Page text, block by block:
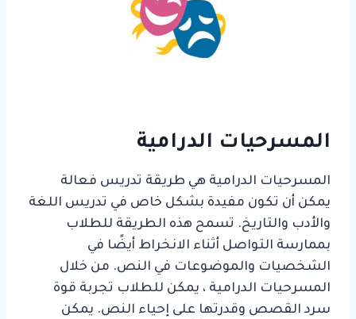
المسرحيات الدرامية
المسرحيات الدرامية هي طريقة تدريس فعالة
يمكن أن تكون مفيدة بشكل خاص في تدريس اللغة
والأدب والتاريخ. تسمح هذه الطريقة للطلاب
بممارسة التواصل أثناء الانخراط أيضًا في
الشخصيات والموضوعات في النص. من خلال
المسرحيات الدرامية ، يمكن للطلاب تجربة قوة
سرد القصص وقدرتها على إحياء النص. يمكن